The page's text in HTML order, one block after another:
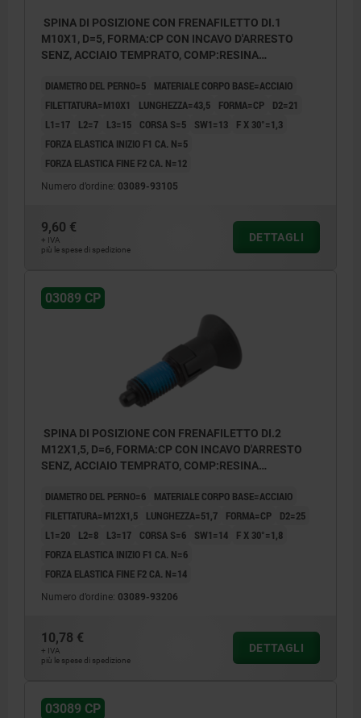
SPINA DI POSIZIONE CON FRENAFILETTO DI.1
M10X1, D=5, FORMA:CP CON INCAVO D'ARRESTO
SENZ, ACCIAIO TEMPRATO, COMP:RESINA
DIAMETRO DEL PERNO=5
MATERIALE CORPO BASE=ACCIAIO
FILETTATURA=M10X1
LUNGHEZZA=43,5 FORMA=CP
D2=21
L1=17
L2=7 L3=15 CORSA S=5 SW1=13
F X 30°=1,3
FORZA ELASTICA INIZIO F1 CA. N=5
FORZA ELASTICA FINE F2 CA. N=12
Numero d’ordine: 03089-93105
9,60 €
+ IVA
più le spese di spedizione
DETTAGLI
03089 CP
SPINA DI POSIZIONE CON FRENAFILETTO DI.2
M12X1,5, D=6, FORMA:CP CON INCAVO D'ARRESTO
SENZ, ACCIAIO TEMPRATO, COMP:RESINA
DIAMETRO DEL PERNO=6
MATERIALE CORPO BASE=ACCIAIO
FILETTATURA=M12X1,5
LUNGHEZZA=51,7 FORMA=CP
D2=25
L1=20
L2=8 L3=17 CORSA S=6 SW1=14
F X 30°=1,8
FORZA ELASTICA INIZIO F1 CA. N=6
FORZA ELASTICA FINE F2 CA. N=14
Numero d’ordine: 03089-93206
10,78 €
+ IVA
più le spese di spedizione
DETTAGLI
03089 CP